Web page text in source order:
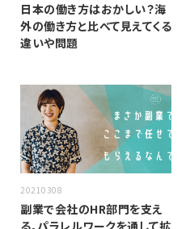
日本の働き方はおかしい？海
外の働き方と比べて見えてくる
違いや問題
20210308
副業で会社のHR部門を支え